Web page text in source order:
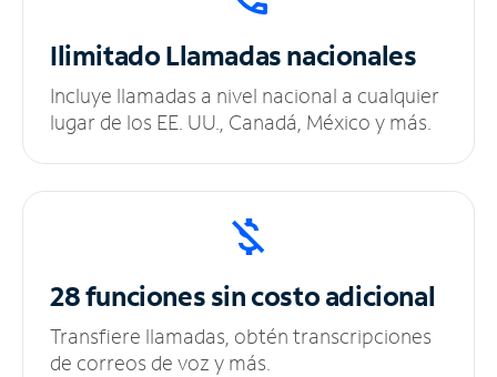
IlimitadoLlamadas nacionales
Incluye llamadas a nivel nacional a cualquier
lugar de los EE. UU., Canadá, México y más.
28 funciones sincosto adicional
Transfiere llamadas, obtén transcripciones
de correos de voz y más.